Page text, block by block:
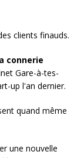
clients finauds.
connerie
Gare-à-tes-
up l'an dernier.
quand même
une nouvelle